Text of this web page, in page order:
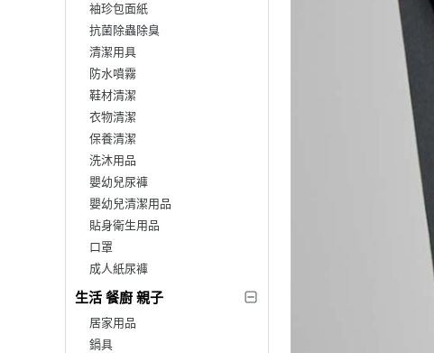
袖珍包面紙
抗菌除蟲除臭
清潔用具
防水噴霧
鞋材清潔
衣物清潔
保養清潔
洗沐用品
嬰幼兒尿褲
嬰幼兒清潔用品
貼身衛生用品
口罩
成人紙尿褲
生活 餐廚 親子
居家用品
鍋具